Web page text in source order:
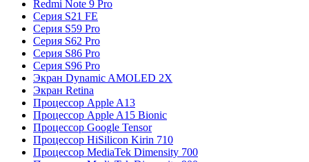
Redmi Note 9 Pro
Серия S21 FE
Серия S59 Pro
Серия S62 Pro
Серия S86 Pro
Серия S96 Pro
Экран Dynamic AMOLED 2X
Экран Retina
Процессор Apple A13
Процессор Apple A15 Bionic
Процессор Google Tensor
Процессор HiSilicon Kirin 710
Процессор MediaTek Dimensity 700